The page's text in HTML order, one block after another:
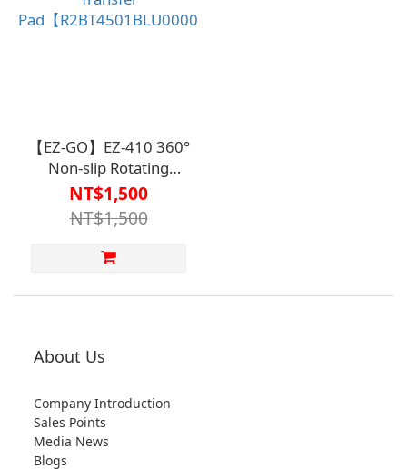
【EZ-GO】EZ-410 360°
Non-slip Rotating
Transfer
Pad【R2BT4501BLU0000】
NT$1,500
NT$1,500
About Us
Company Introduction
Sales Points
Media News
Blogs